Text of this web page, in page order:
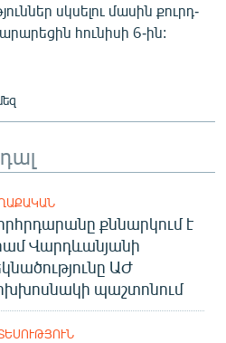
սկսելու մասին քուրդ-
հունիսի 6-ին:
քննարկում է
Վարդևանյանի
ԱԺ
պաշտոնում